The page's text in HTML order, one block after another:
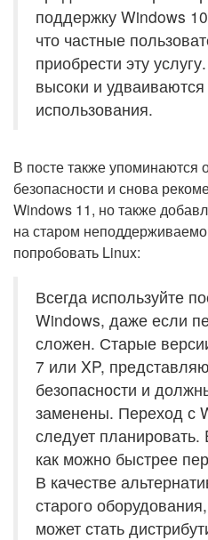
поддержку Windows
что частные
приобрести эту
высоки и
использования.
В посте также упоминаются
безопасности и снова
Windows 11, но также
на старом
попробовать Linux:
Всегда используйте
Windows, даже если
сложен. Старые
7 или XP,
безопасности и
заменены. Переход с
следует планировать.
как можно быстрее
В качестве
старого
может стать